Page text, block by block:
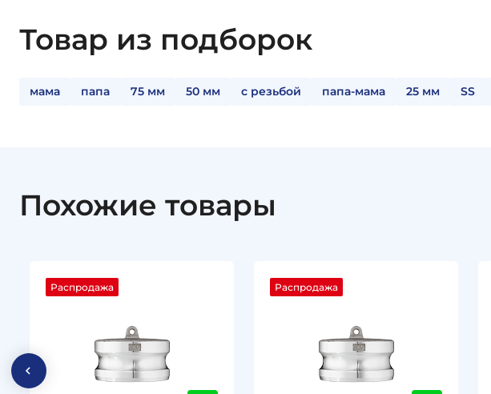
Товар из подборок
мама папа 75 мм 50 мм с резьбой папа-мама 25 мм SS
Похожие товары
Распродажа Распродажа